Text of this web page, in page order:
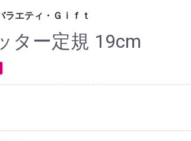
ラエティ・Ｇｉｆｔ
財布)
計ジタル小物
ラエティグッズ
ァッション小物
扇子
籍ター定規 19cm